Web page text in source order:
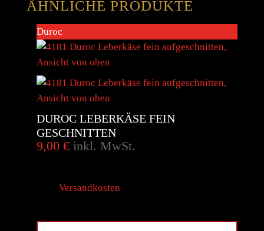
ÄHNLICHE PRODUKTE
Duroc
DUROC LEBERKÄSE FEIN
GESCHNITTEN
9,00 € inkl. MwSt.
Versandkosten